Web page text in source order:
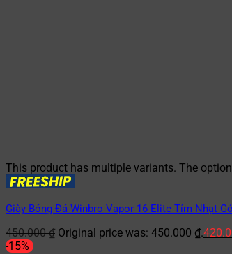
This product has multiple variants. The
Giày Bóng Đá Winbro Vapor 16 Elite Tím Nhạt
450.000₫ Original price was: 450.000 ₫.
-15%